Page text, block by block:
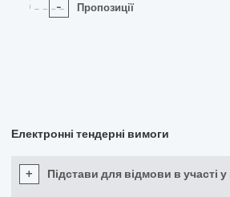
- Пропозиції
Електронні тендерні вимоги
+ Підстави для відмови в участі у